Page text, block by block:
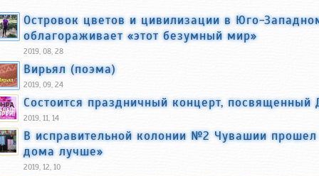
Островок цветов и цивилизации в Юго-
облагораживает «этот безумный мир»
2019, 08, 28
Вирьял (поэма)
2019, 09, 24
Состоится праздничный концерт,
2019, 11, 14
В исправительной колонии №2 Чувашии
дома лучше»
2019, 12, 10